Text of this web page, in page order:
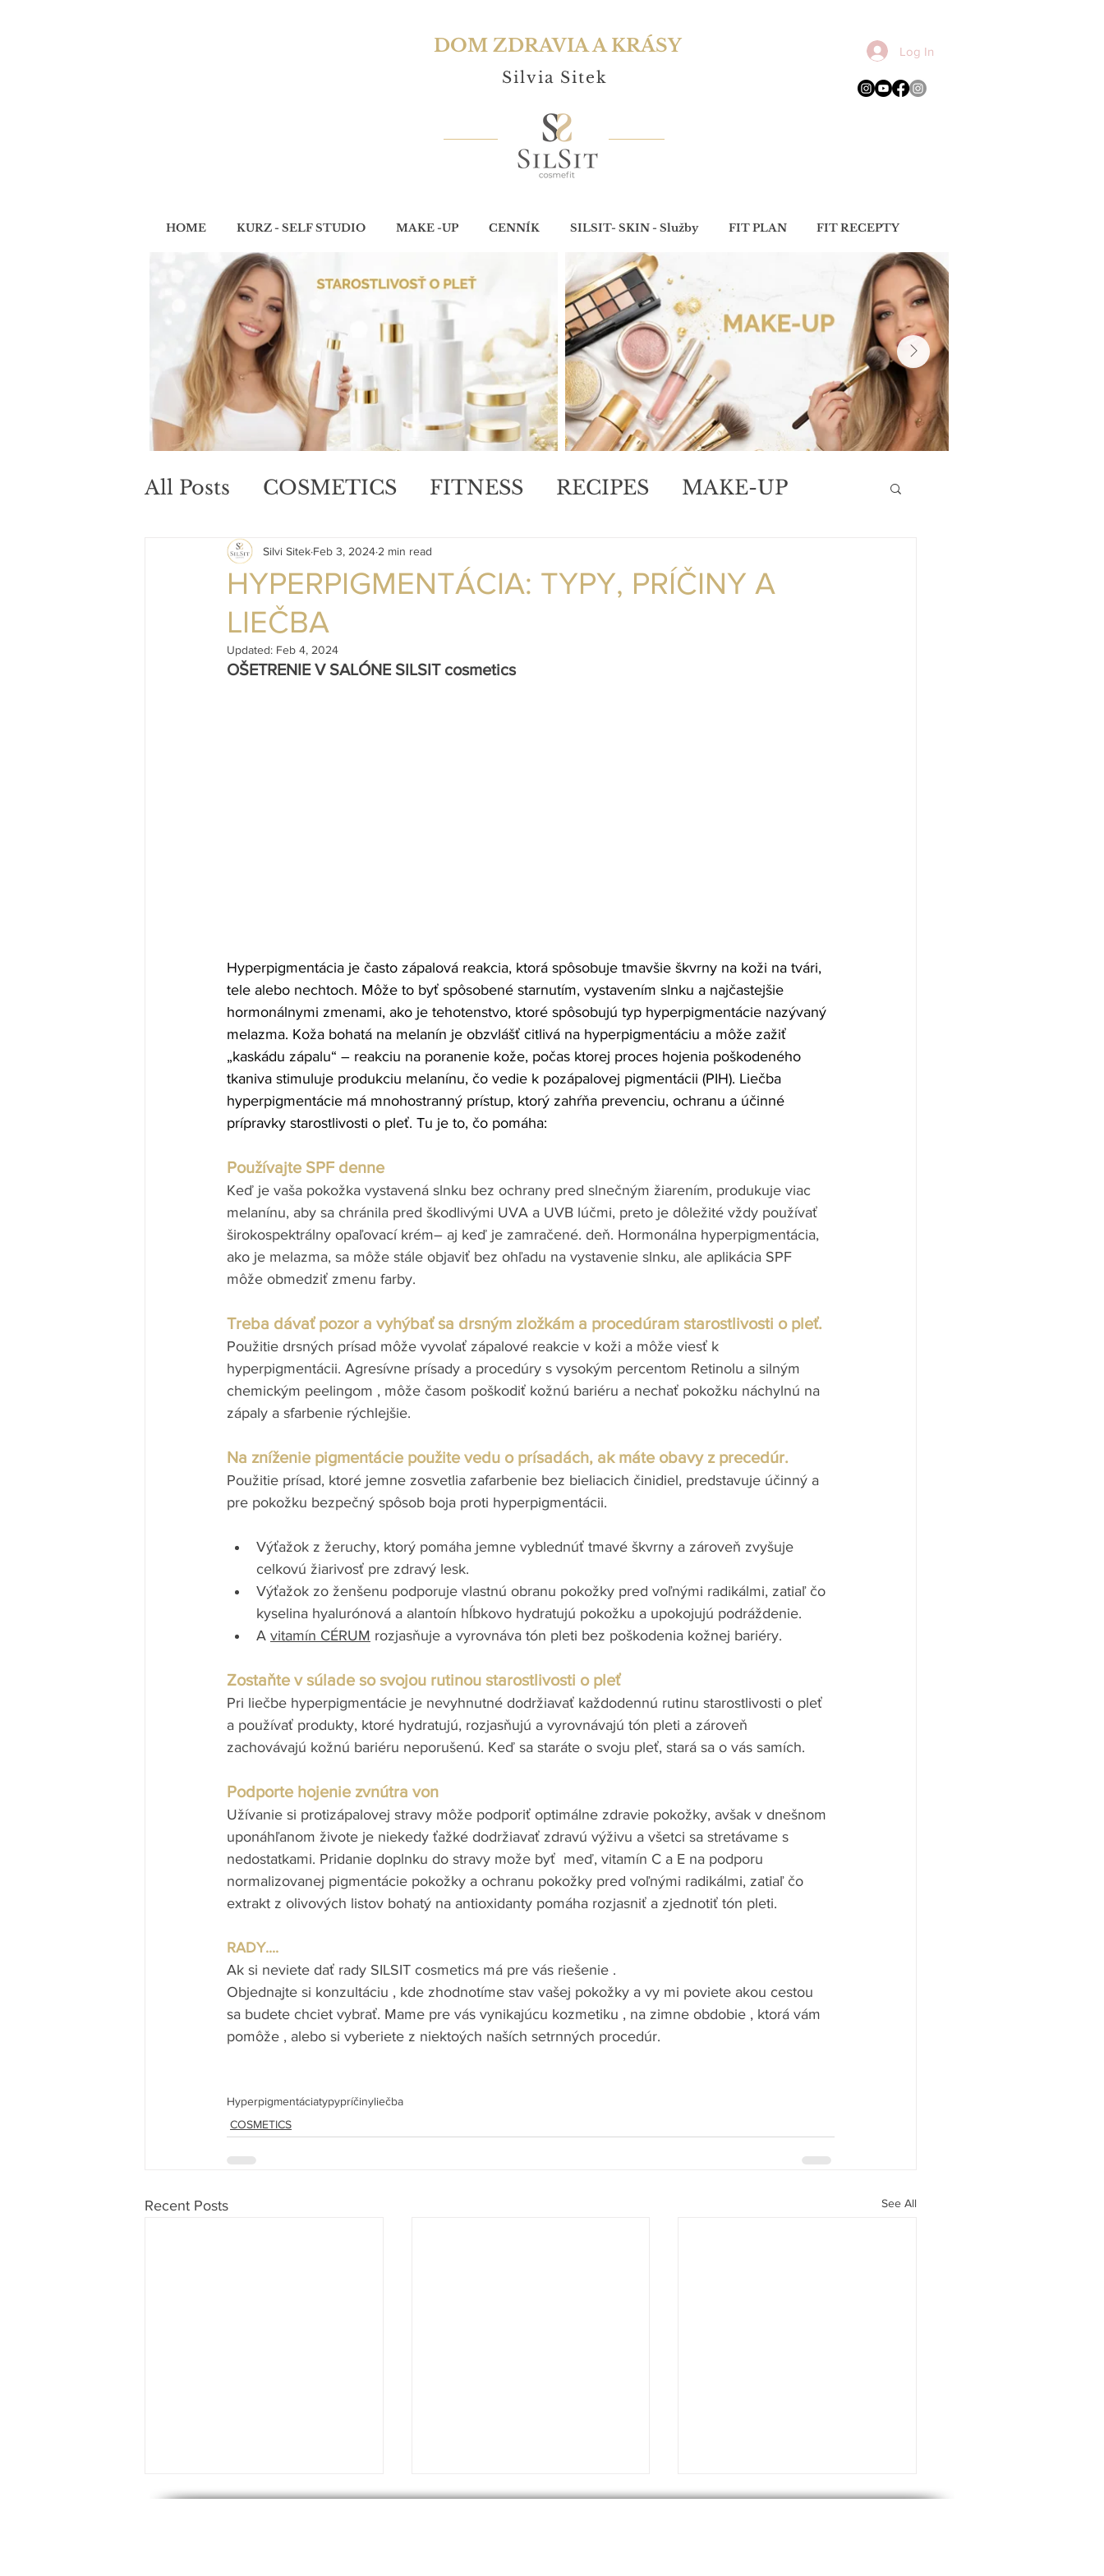
DOM ZDRAVIA A KRÁSY
Silvia Sitek
Log In
HOME KURZ - SELF STUDIO MAKE -UP CENNÍK SILSIT- SKIN - Služby FIT PLAN FIT RECEPTY
All Posts COSMETICS FITNESS RECIPES MAKE-UP
HYPERPIGMENTÁCIA: TYPY, PRÍČINY A
LIEČBA
Silvi Sitek Feb 3, 2024 2 min read
Updated: Feb 4, 2024
OŠETRENIE V SALÓNE SILSIT cosmetics
Hyperpigmentácia je často zápalová reakcia, ktorá spôsobuje tmavšie škvrny na koži na tvári,
tele alebo nechtoch. Môže to byť spôsobené starnutím, vystavením slnku a najčastejšie
hormonálnymi zmenami, ako je tehotenstvo, ktoré spôsobujú typ hyperpigmentácie nazývaný
melazma. Koža bohatá na melanín je obzvlášť citlivá na hyperpigmentáciu a môže zažiť
„kaskádu zápalu“ – reakciu na poranenie kože, počas ktorej proces hojenia poškodeného
tkaniva stimuluje produkciu melanínu, čo vedie k pozápalovej pigmentácii (PIH). Liečba
hyperpigmentácie má mnohostranný prístup, ktorý zahŕňa prevenciu, ochranu a účinné
prípravky starostlivosti o pleť. Tu je to, čo pomáha:
Používajte SPF denne
Keď je vaša pokožka vystavená slnku bez ochrany pred slnečným žiarením, produkuje viac
melanínu, aby sa chránila pred škodlivými UVA a UVB lúčmi, preto je dôležité vždy používať
širokospektrálny opaľovací krém– aj keď je zamračené. deň. Hormonálna hyperpigmentácia,
ako je melazma, sa môže stále objaviť bez ohľadu na vystavenie slnku, ale aplikácia SPF
môže obmedziť zmenu farby.
Treba dávať pozor a vyhýbať sa drsným zložkám a procedúram starostlivosti o pleť.
Použitie drsných prísad môže vyvolať zápalové reakcie v koži a môže viesť k
hyperpigmentácii. Agresívne prísady a procedúry s vysokým percentom Retinolu a silným
chemickým peelingom , môže časom poškodiť kožnú bariéru a nechať pokožku náchylnú na
zápaly a sfarbenie rýchlejšie.
Na zníženie pigmentácie použite vedu o prísadách, ak máte obavy z precedúr.
Použitie prísad, ktoré jemne zosvetlia zafarbenie bez bieliacich činidiel, predstavuje účinný a
pre pokožku bezpečný spôsob boja proti hyperpigmentácii.
Výťažok z žeruchy, ktorý pomáha jemne vyblednúť tmavé škvrny a zároveň zvyšuje
celkovú žiarivosť pre zdravý lesk.
Výťažok zo ženšenu podporuje vlastnú obranu pokožky pred voľnými radikálmi, zatiaľ čo
kyselina hyalurónová a alantoín hĺbkovo hydratujú pokožku a upokojujú podráždenie.
A vitamín CÉRUM rozjasňuje a vyrovnáva tón pleti bez poškodenia kožnej bariéry.
Zostaňte v súlade so svojou rutinou starostlivosti o pleť
Pri liečbe hyperpigmentácie je nevyhnutné dodržiavať každodennú rutinu starostlivosti o pleť
a používať produkty, ktoré hydratujú, rozjasňujú a vyrovnávajú tón pleti a zároveň
zachovávajú kožnú bariéru neporušenú. Keď sa staráte o svoju pleť, stará sa o vás samích.
Podporte hojenie zvnútra von
Užívanie si protizápalovej stravy môže podporiť optimálne zdravie pokožky, avšak v dnešnom
uponáhľanom živote je niekedy ťažké dodržiavať zdravú výživu a všetci sa stretávame s
nedostatkami. Pridanie doplnku do stravy može byť  meď, vitamín C a E na podporu
normalizovanej pigmentácie pokožky a ochranu pokožky pred voľnými radikálmi, zatiaľ čo
extrakt z olivových listov bohatý na antioxidanty pomáha rozjasniť a zjednotiť tón pleti.
RADY....
Ak si neviete dať rady SILSIT cosmetics má pre vás riešenie .
Objednajte si konzultáciu , kde zhodnotíme stav vašej pokožky a vy mi poviete akou cestou
sa budete chciet vybrať. Mame pre vás vynikajúcu kozmetiku , na zimne obdobie , ktorá vám
pomôže , alebo si vyberiete z niektoých naších setrnných procedúr.
Hyperpigmentáciatypypríčinyliečba
COSMETICS
Recent Posts See All